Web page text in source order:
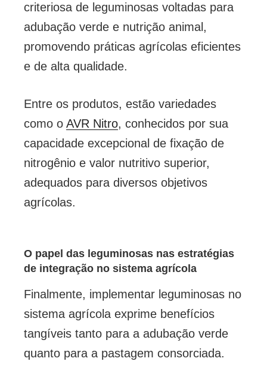
criteriosa de leguminosas voltadas para
adubação verde e nutrição animal,
promovendo práticas agrícolas eficientes
e de alta qualidade.
Entre os produtos, estão variedades
como o AVR Nitro, conhecidos por sua
capacidade excepcional de fixação de
nitrogênio e valor nutritivo superior,
adequados para diversos objetivos
agrícolas.
O papel das leguminosas nas estratégias
de integração no sistema agrícola
Finalmente, implementar leguminosas no
sistema agrícola exprime benefícios
tangíveis tanto para a adubação verde
quanto para a pastagem consorciada.